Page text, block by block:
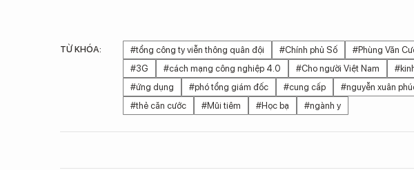
TỪ KHÓA: #tổng công ty viễn thông quân đội #Chính phủ Số #Phùng Văn
#3G
#cách mạng công nghiệp 4.0 #Cho người Việt Nam
#ứng dụng
#phó tổng giám đốc #cung cấp #nguyễn xuân
#thẻ căn cước
#Mũi tiêm #Học bạ #ngành y